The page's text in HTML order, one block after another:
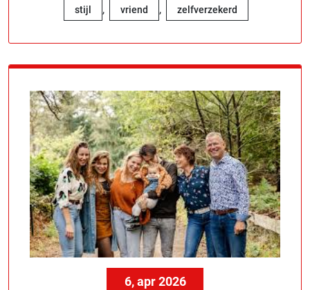
stijl , vriend , zelfverzekerd
6, apr 2026